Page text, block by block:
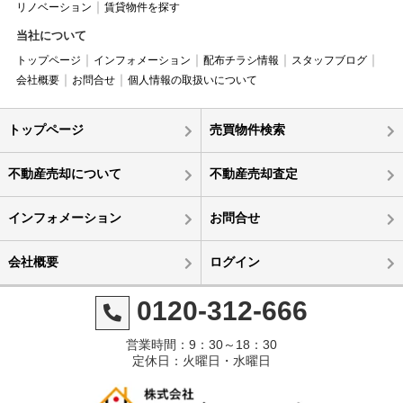
リノベーション 賃貸物件を探す
当社について
トップページ インフォメーション 配布チラシ情報
スタッフブログ
会社概要
お問合せ 個人情報の取扱いについて
トップページ 売買物件検索
不動産売却について 不動産売却査定
インフォメーション お問合せ
会社概要 ログイン
0120-312-666
営業時間：9：30～18：30
定休日：火曜日・水曜日